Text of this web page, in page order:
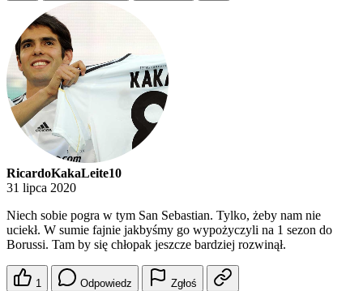
RicardoKakaLeite10
31 lipca 2020
Niech sobie pogra w tym San Sebastian. Tylko, żeby nam nie
uciekł. W sumie fajnie jakbyśmy go wypożyczyli na 1 sezon do
Borussi. Tam by się chłopak jeszcze bardziej rozwinął.
1 Odpowiedz Zgłoś